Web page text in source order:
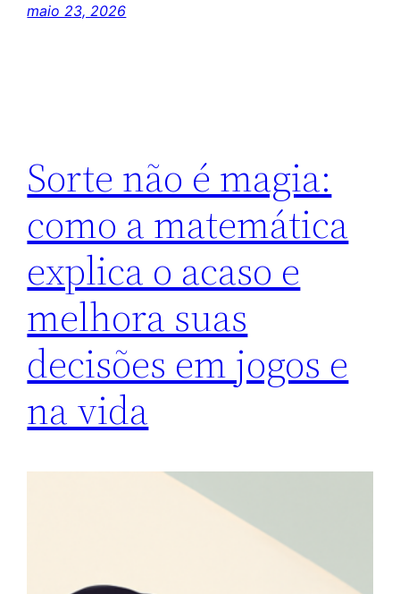
maio 23, 2026
Sorte não é magia:
como a matemática
explica o acaso e
melhora suas
decisões em jogos e
na vida